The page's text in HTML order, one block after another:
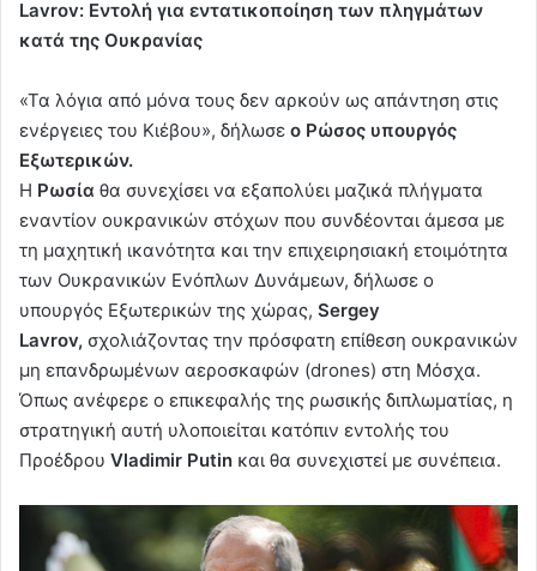
Lavrov: Εντολή για εντατικοποίηση των πληγμάτων
κατά της Ουκρανίας
«Τα λόγια από μόνα τους δεν αρκούν ως απάντηση στις
ενέργειες του Κιέβου», δήλωσε ο Ρώσος υπουργός
Εξωτερικών.
Η Ρωσία θα συνεχίσει να εξαπολύει μαζικά πλήγματα
εναντίον ουκρανικών στόχων που συνδέονται άμεσα με
τη μαχητική ικανότητα και την επιχειρησιακή ετοιμότητα
των Ουκρανικών Ενόπλων Δυνάμεων, δήλωσε ο
υπουργός Εξωτερικών της χώρας, Sergey
Lavrov, σχολιάζοντας την πρόσφατη επίθεση ουκρανικών
μη επανδρωμένων αεροσκαφών (drones) στη Μόσχα.
Όπως ανέφερε ο επικεφαλής της ρωσικής διπλωματίας, η
στρατηγική αυτή υλοποιείται κατόπιν εντολής του
Προέδρου Vladimir Putin και θα συνεχιστεί με συνέπεια.